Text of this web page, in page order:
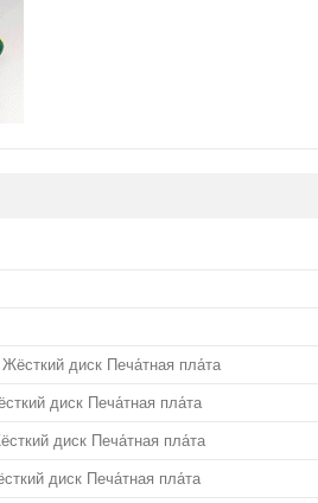
диск Печа́тная пла́та
диск Печа́тная пла́та
диск Печа́тная пла́та
диск Печа́тная пла́та